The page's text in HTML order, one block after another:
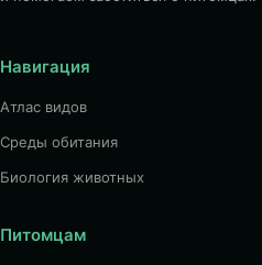
Навигация
Атлас видов
Среды обитания
Биология животных
Питомцам